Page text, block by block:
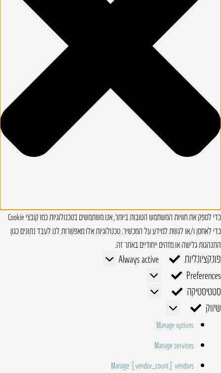
כדי לספק את חוויות המשתמש הטובות ביותר, אנו משתמשים בטכנולוגיות כמו קובצי Cookie
כדי לאחסן ו/או לגשת למידע על המכשיר. טכנולוגיות אלו מאפשרות לנו לעבד נתונים כגון
התנהגות גלישה או מזהים ייחודיים באתר זה.
פונקציונליות פונקציונליות
Always active
Preferences
Preferences
סטטיסטיקה
סטטיסטיקה
שיווק
שיווק
Manage options
Manage services
Manage {vendor_count} vendors